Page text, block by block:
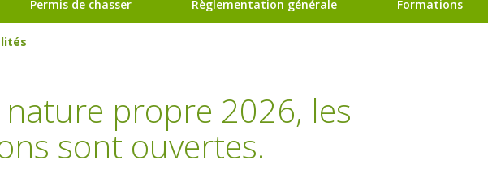
Permis de chasser Règlementation générale Formations
nature propre 2026, les
sont ouvertes.